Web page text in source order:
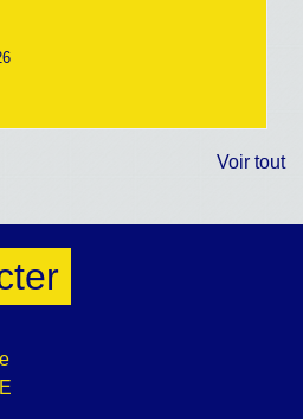
Voir tout